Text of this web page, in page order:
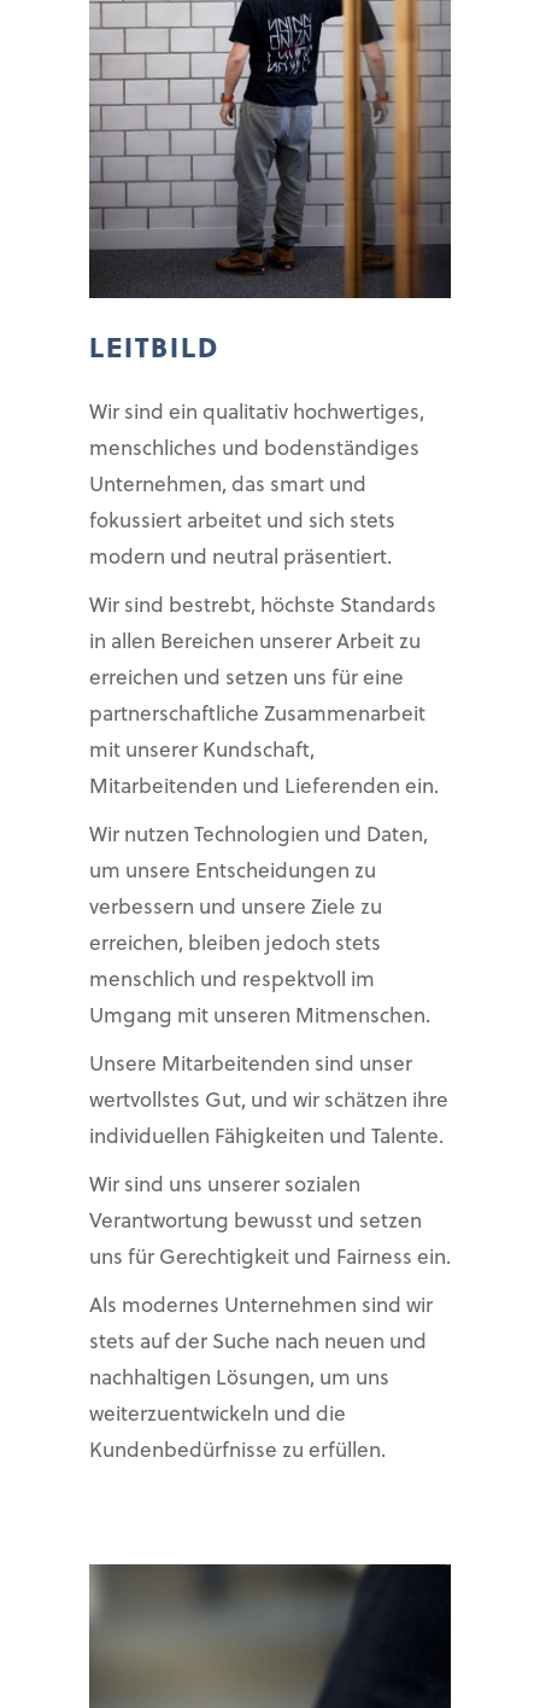
LEITBILD
Wir sind ein qualitativ hochwertiges,
menschliches und bodenständiges
Unternehmen, das smart und
fokussiert arbeitet und sich stets
modern und neutral präsentiert.
Wir sind bestrebt, höchste Standards
in allen Bereichen unserer Arbeit zu
erreichen und setzen uns für eine
partnerschaftliche Zusammenarbeit
mit unserer Kundschaft,
Mitarbeitenden und Lieferenden ein.
Wir nutzen Technologien und Daten,
um unsere Entscheidungen zu
verbessern und unsere Ziele zu
erreichen, bleiben jedoch stets
menschlich und respektvoll im
Umgang mit unseren Mitmenschen.
Unsere Mitarbeitenden sind unser
wertvollstes Gut, und wir schätzen ihre
individuellen Fähigkeiten und Talente.
Wir sind uns unserer sozialen
Verantwortung bewusst und setzen
uns für Gerechtigkeit und Fairness ein.
Als modernes Unternehmen sind wir
stets auf der Suche nach neuen und
nachhaltigen Lösungen, um uns
weiterzuentwickeln und die
Kundenbedürfnisse zu erfüllen.